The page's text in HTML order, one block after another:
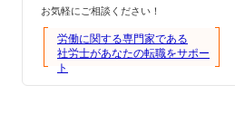
お気軽にご相談ください！
労働に関する専門家である
社労士があなたの転職をサポー
ト